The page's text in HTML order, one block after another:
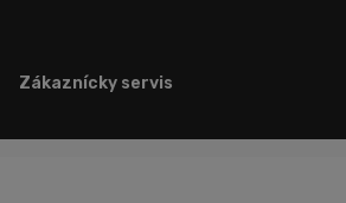
Zákaznícky servis